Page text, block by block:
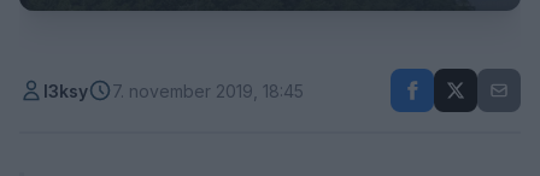
l3ksy 7. november 2019, 18:45